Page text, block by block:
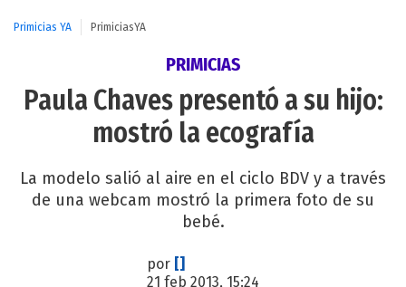
Primicias YA PrimiciasYA
PRIMICIAS
Paula Chaves presentó a su hijo:
mostró la ecografía
La modelo salió al aire en el ciclo BDV y a través
de una webcam mostró la primera foto de su
bebé.
por []
21 feb 2013, 15:24